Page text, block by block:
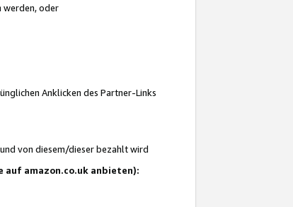
werden, oder
Anklicken des Partner-Links
von diesem/dieser bezahlt wird
auf amazon.co.uk anbieten):